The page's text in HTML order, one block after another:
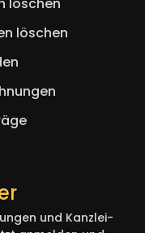
löschen
und Kanzlei-